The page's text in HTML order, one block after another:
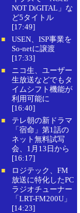
NOT DiGITAL」な
ど5タイトル
[17:49]
■
USEN、ISP事業を
So-netに譲渡
[17:33]
■
ニコ生、ユーザー
生放送などでもタ
イムシフト機能が
利用可能に
[16:40]
■
テレ朝の新ドラマ
「宿命」第1話の
ネット無料試写
会、1月13日から
[16:17]
■
ロジテック、FM
放送に特化したPC
ラジオチューナー
「LRT-FM200U」
[14:23]